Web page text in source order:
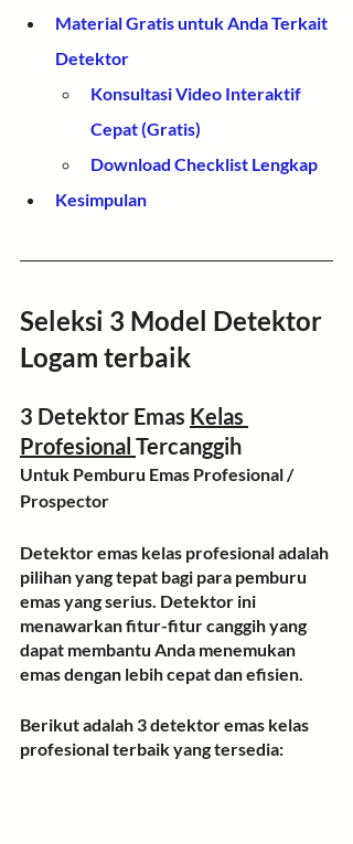
Material Gratis untuk Anda Terkait
Detektor
Konsultasi Video Interaktif
Cepat (Gratis)
Download Checklist Lengkap
Kesimpulan
Seleksi 3 Model Detektor
Logam terbaik
3 Detektor Emas Kelas
Profesional Tercanggih
Untuk Pemburu Emas Profesional /
Prospector
Detektor emas kelas profesional adalah
pilihan yang tepat bagi para pemburu
emas yang serius. Detektor ini
menawarkan fitur-fitur canggih yang
dapat membantu Anda menemukan
emas dengan lebih cepat dan efisien.
Berikut adalah 3 detektor emas kelas
profesional terbaik yang tersedia: